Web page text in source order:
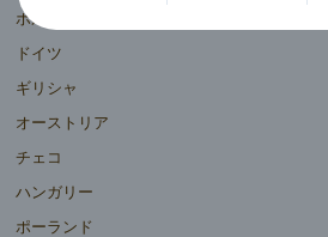
ポルトガル
ドイツ
ギリシャ
オーストリア
チェコ
ハンガリー
ポーランド